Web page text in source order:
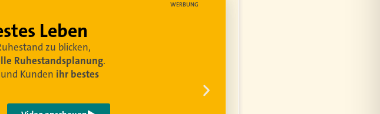
WERBUNG
Leben
zu blicken,
Ruhestandsplanung.
Kunden ihr bestes